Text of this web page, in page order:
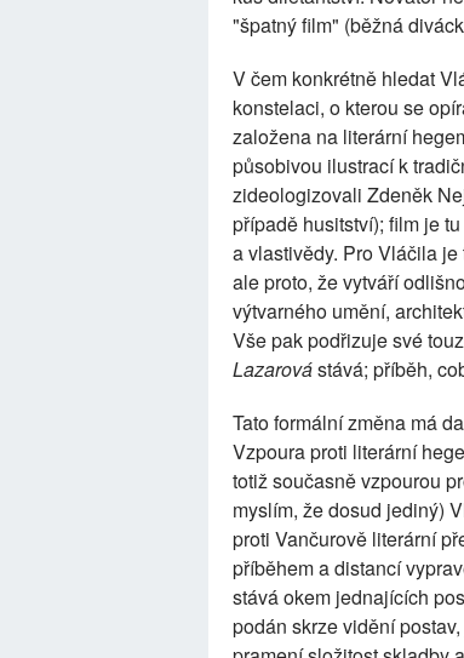
"špatný film" (běžná
V čem konkrétně hledat
konstelaci, o kterou se
založena na literární
působivou ilustrací k
zideologizovali Zdeněk
případě husitství); film je
a vlastivědy. Pro Vláčila
ale proto, že vytváří
výtvarného umění,
Vše pak podřizuje své
Lazarovástává; příběh,
Tato formální změna má
Vzpoura proti literární
totiž současně vzpourou
myslím, že dosud jediný)
proti Vančurově literární
příběhem a distancí
stává okem jednajících
podán skrze vidění